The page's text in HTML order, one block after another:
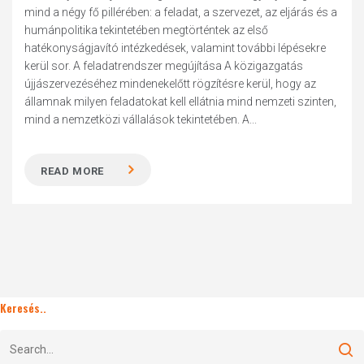
mind a négy fő pillérében: a feladat, a szervezet, az eljárás és a
humánpolitika tekintetében megtörténtek az első
hatékonyságjavító intézkedések, valamint további lépésekre
kerül sor. A feladatrendszer megújítása A közigazgatás
újjászervezéséhez mindenekelőtt rögzítésre kerül, hogy az
államnak milyen feladatokat kell ellátnia mind nemzeti szinten,
mind a nemzetközi vállalások tekintetében. A...
READ MORE
Keresés..